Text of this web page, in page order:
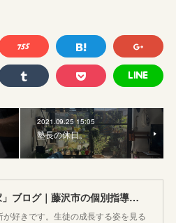
2021.09.25 15:05
塾長の休日。
「第二の家」ブログ｜藤沢市の個別指導塾のお話
が好きです。生徒の成長する姿を見る